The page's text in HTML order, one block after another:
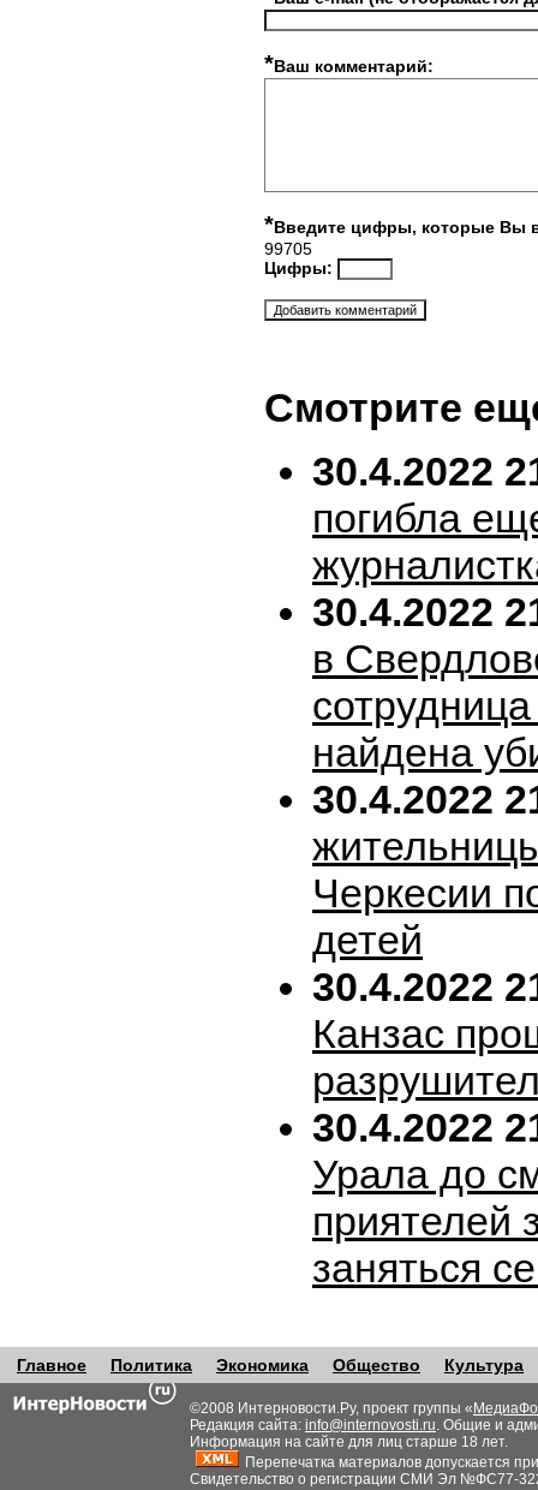
*Ваш комментарий:
*Введите цифры, которые Вы
99705
Цифры:
Смотрите
30.4.2022
погибла
30.4.2022
в
найдена
30.4.2022
Черкесии
детей
30.4.2022
Канзас
30.4.2022
Урала до
приятелей
заняться
Главное Политика Экономика Общество Культура
©2008 Интерновости.Ру, проект группы «
Редакция сайта: info@internovosti.ru. Общие и
Информация на сайте для лиц старше 18 лет.
Перепечатка материалов допускается
Свидетельство о регистрации СМИ Эл №ФС77-